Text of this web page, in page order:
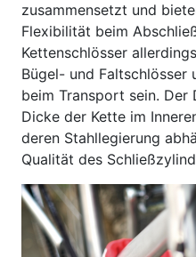
zusammensetzt und
Flexibilität beim
Kettenschlösser
Bügel- und Faltschlösser
beim Transport sein.
Dicke der Kette im
deren Stahllegierung
Qualität des